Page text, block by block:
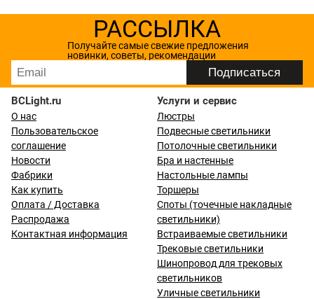
РАССЫЛКА
Получайте самые свежие предложения
новинки, советы, рекомендации
BCLight.ru
О нас
Пользовательское
соглашение
Новости
Фабрики
Как купить
Оплата / Доставка
Распродажа
Контактная информация
Услуги и сервис
Люстры
Подвесные светильники
Потолочные светильники
Бра и настенные
Настольные лампы
Торшеры
Споты (точечные накладные
светильники)
Встраиваемые светильники
Трековые светильники
Шинопровод для трековых
светильников
Уличные светильники